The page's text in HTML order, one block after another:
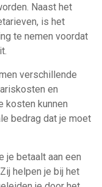
Naast het
is het
te nemen voordat
verschillende
en
kosten kunnen
bedrag dat je moet
je betaalt aan een
helpen je bij het